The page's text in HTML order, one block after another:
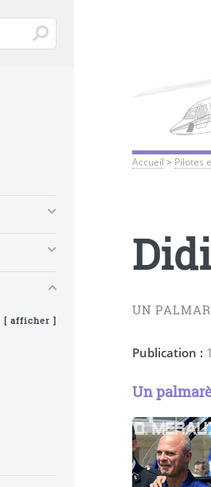
Accueil > Pilotes
UN
Publication :
Un
[ afficher ]